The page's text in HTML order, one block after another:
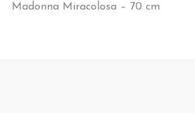
Madonna Miracolosa – 70 cm